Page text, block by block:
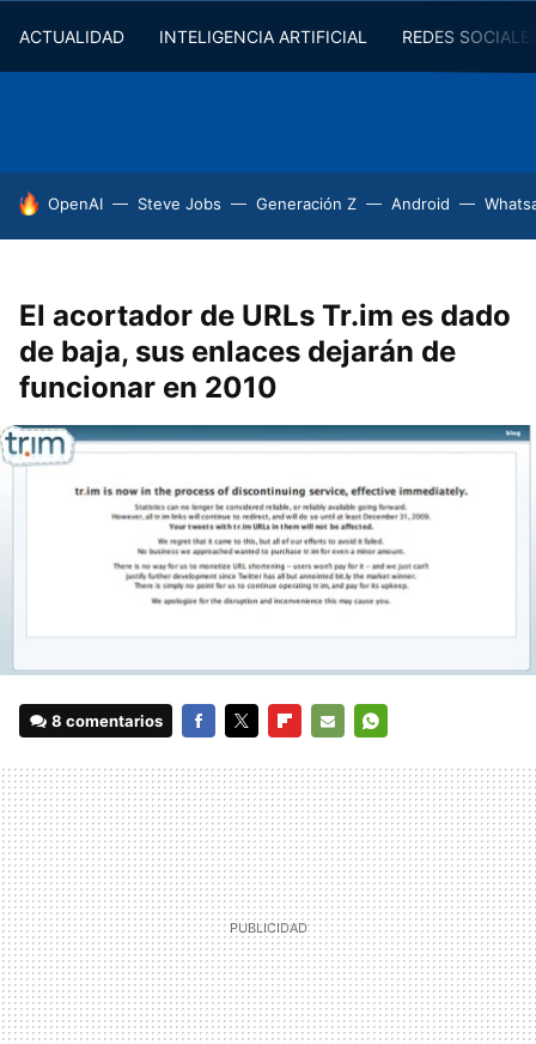
ACTUALIDAD INTELIGENCIA ARTIFICIAL REDES
HOY SE HABLA DE
OpenAI Steve Jobs Generación Z Android
El acortador de URLs Tr.im es dado
de baja, sus enlaces dejarán de
funcionar en 2010
8 comentarios
MAIL